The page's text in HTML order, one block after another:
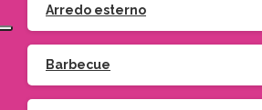
Arredo esterno
Barbecue